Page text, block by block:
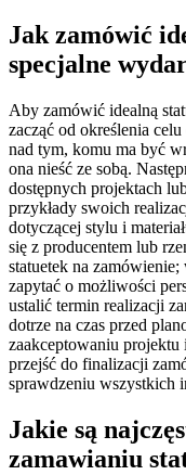
Jak zamówić
specjalne
Aby zamówić idealną
zacząć od określenia
nad tym, komu ma być
ona nieść ze sobą.
dostępnych projektach
przykłady swoich
dotyczącej stylu i
się z producentem lub
statuetek na
zapytać o możliwości
ustalić termin realizacji
dotrze na czas przed
zaakceptowaniu projektu
przejść do finalizacji
sprawdzeniu wszystkich
Jakie są
zamawianiu